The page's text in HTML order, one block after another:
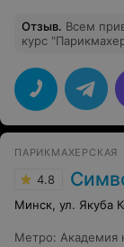
Отзыв. Всем привет Меня зовут Елена я
курс
интересную
добрая,
преподаватель Благодаря индивидуальному подходу
Ольги к своим
перешла к
студии
выбор услуг,
профессии ✂️
БьютиАрт приходите за
ПАРИКМАХЕРСКАЯ
4.8
Минск, ул. Якуба
Метро: Академия